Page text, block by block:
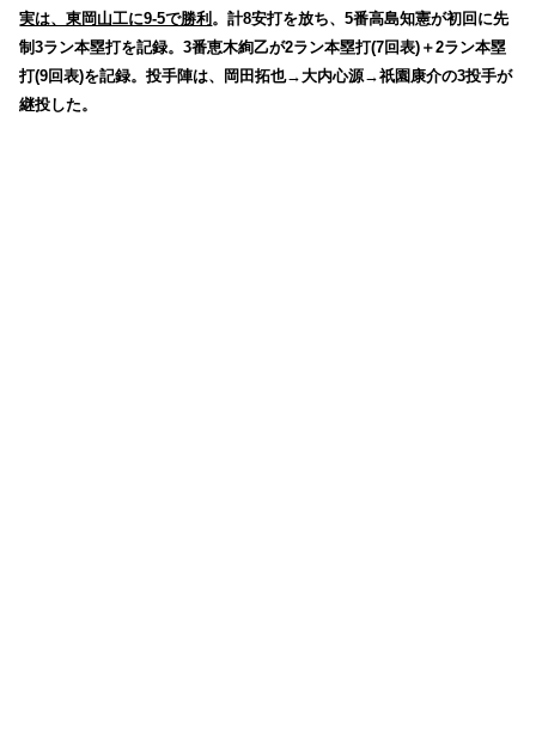
実は、東岡山工に9-5で勝利。計8安打を放ち、5番高島知憲が初回に先
制3ラン本塁打を記録。3番恵木絢乙が2ラン本塁打(7回表)＋2ラン本塁
打(9回表)を記録。投手陣は、岡田拓也→大内心源→祇園康介の3投手が
継投した。